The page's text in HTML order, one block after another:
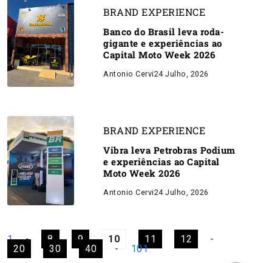
BRAND EXPERIENCE
Banco do Brasil leva roda-
gigante e experiências ao
Capital Moto Week 2026
Antonio Cervi24 Julho, 2026
BRAND EXPERIENCE
Vibra leva Petrobras Podium
e experiências ao Capital
Moto Week 2026
Antonio Cervi24 Julho, 2026
1 - 8 9 10 11 12
-
20
30 40 - 101